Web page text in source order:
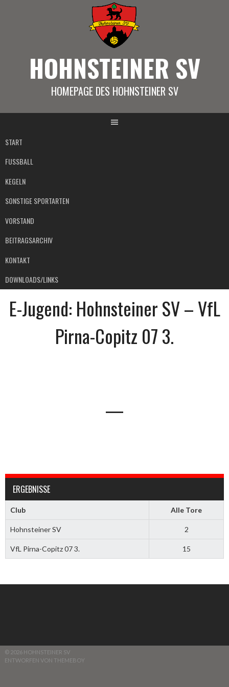
HOHNSTEINER SV
HOMEPAGE DES HOHNSTEINER SV
START
FUSSBALL
KEGELN
SONSTIGE SPORTARTEN
VORSTAND
BEITRAGSARCHIV
KONTAKT
DOWNLOADS/LINKS
E-Jugend: Hohnsteiner SV – VfL
Pirna-Copitz 07 3.
—
ERGEBNISSE
Club Alle Tore
Hohnsteiner SV 2
VfL Pirna-Copitz 07 3. 15
© 2026 HOHNSTEINER SV
ENTWORFEN VON THEMEBOY